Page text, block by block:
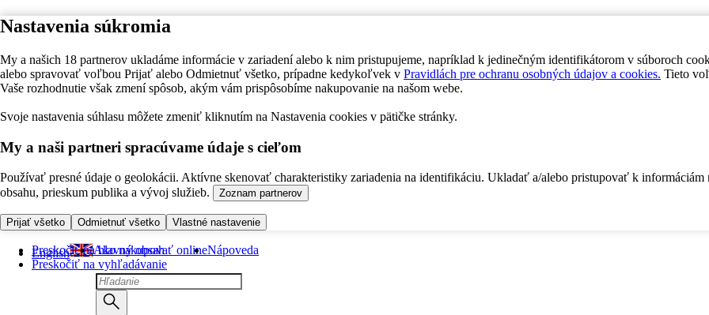
Nastavenia súkromia
My a našich 18 partnerov ukladáme informácie v zariadení alebo k nim pristupujeme, napríklad k jedinečným identifikátorom v súboroch
alebo spravovať voľbou Prijať alebo Odmietnuť všetko, prípadne kedykoľvek v Pravidlách pre ochranu osobných údajov a cookies. Tieto
Vaše rozhodnutie však zmení spôsob, akým vám prispôsobíme nakupovanie na našom webe.
Svoje nastavenia súhlasu môžete zmeniť kliknutím na Nastavenia cookies v pätičke stránky.
My a naši partneri spracúvame údaje s cieľom
Používať presné údaje o geolokácii. Aktívne skenovať charakteristiky zariadenia na identifikáciu. Ukladať a/alebo pristupovať k informáciám
obsahu, prieskum publika a vývoj služieb.
Zoznam partnerov
Prijať všetko Odmietnuť všetko Vlastné nastavenie
Preskočiť na hlavný obsah
Preskočiť na vyhľadávanie
English Ako nakupovať onlineNápoveda